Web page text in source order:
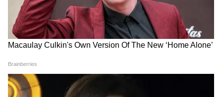
जंतर-मंतर वाले Mohammad Junaid पहुंच
गए Jharkhand, सुनिए क्या कहा...
सड़क हादसे में Atiq Ahmed के बेटे अबान
अहमद की दर्दनाक मौत। Atiq Ahmed Son
Abaan Ahmed Death